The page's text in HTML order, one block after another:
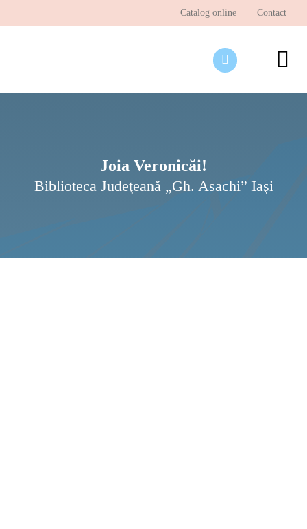
Catalog online Contact
Joia Veronicăi!
Biblioteca Judeţeană „Gh. Asachi” Iaşi